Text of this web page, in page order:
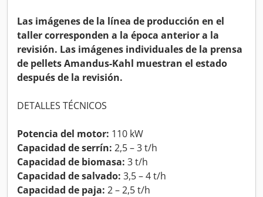
Las imágenes de la línea de producción en el
taller corresponden a la época anterior a la
revisión. Las imágenes individuales de la prensa
de pellets Amandus-Kahl muestran el estado
después de la revisión.
DETALLES TÉCNICOS
Potencia del motor: 110 kW
Capacidad de serrín: 2,5 – 3 t/h
Capacidad de biomasa: 3 t/h
Capacidad de salvado: 3,5 – 4 t/h
Capacidad de paja: 2 – 2,5 t/h